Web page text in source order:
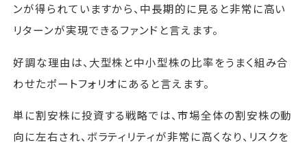
ンが得られていますから、中長期的に見ると非常に高い
リターンが実現できるファンドと言えます。
好調な理由は、大型株と中小型株の比率をうまく組み合
わせたポートフォリオにあると言えます。
単に割安株に投資する戦略では、市場全体の割安株の動
向に左右され、ボラティリティが非常に高くなり、リスクを